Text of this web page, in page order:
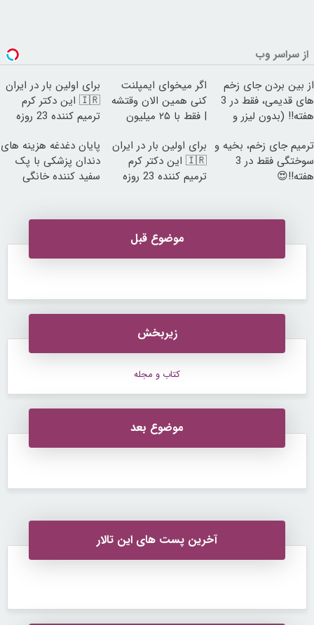
از سراسر وب
از بین بردن جای زخم
های قدیمی، فقط در 3
هفته!! (بدون لیزر و
اگر میخوای ایمپلنت
کنی همین الان وقتشه
| فقط با ۲۵ میلیون
برای اولین بار در ایران
🇮🇷 این دکتر کرم
ترمیم کننده 23 روزه
ترمیم جای زخم، بخیه و
سوختگی فقط در 3
هفته!!😍
برای اولین بار در ایران
🇮🇷 این دکتر کرم
ترمیم کننده 23 روزه
پایان دغدغه هزینه های
دندان پزشکی با پک
سفید کننده خانگی
موضوع قبل
زیربخش
کتاب و مجله
موضوع بعد
آخرین پست های این تالار